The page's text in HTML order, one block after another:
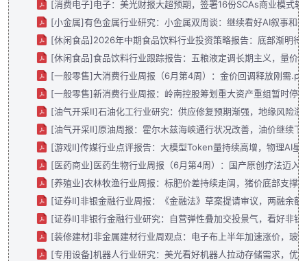
[消费电子]电子：美光财报大超预期，签署16份SCAs商业模式
[小金属]有色金属行业研究：小金属双周谈：继续看好AI叙事和
[休闲食品]2026年中期食品饮料行业投资策略报告：底部渐明待
[休闲食品]食品饮料行业跟踪报告：五粮液定调长期主义，量价
[一般零售]大消费行业周报（6月第4周）：金价回调释放刚需
[一般零售]新消费行业周报：岭南控股筹划重大资产重组暂时停
[油气开采Ⅱ]石油化工行业研究：供应修复预期渐强，地缘风险
[油气开采Ⅱ]原油周报：霍尔木兹海峡通行状况改善，油价继续下
[游戏Ⅱ]传媒行业点评报告：大模型Token量持续高增，物理AI星
[医药商业]医药生物行业周报（6月第4周）：国产原创疗法迈入
[养殖业]农林牧渔行业周报：标肥价差持续走阔，猪价底部支撑
[证券Ⅱ]非银金融行业周报：《金融法》草案提请审议，两融余
[证券Ⅱ]非银行金融行业研究：自营弹性叠加交投景气，看好非
[装修建材]非金属建材行业周观点：电子布上半年加速涨价，玻
[专用设备]机器人行业研究：美光看好机器人拉动存储需求，优